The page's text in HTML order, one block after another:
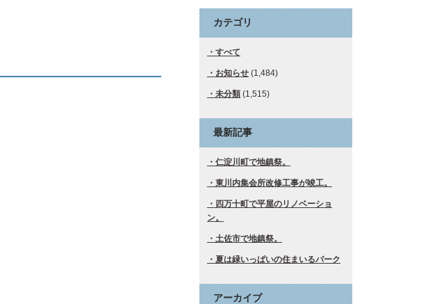
カテゴリ
すべて
お知らせ (1,484)
未分類 (1,515)
最新記事
仁淀川町で地鎮祭。
東川内集会所改修工事が竣工。
四万十町で平屋のリノベーショ
ン。
土佐市で地鎮祭。
夏は緑いっぱいの住まいるパーク
アーカイブ